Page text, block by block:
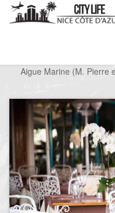
Aigue Marine (M. Pierre